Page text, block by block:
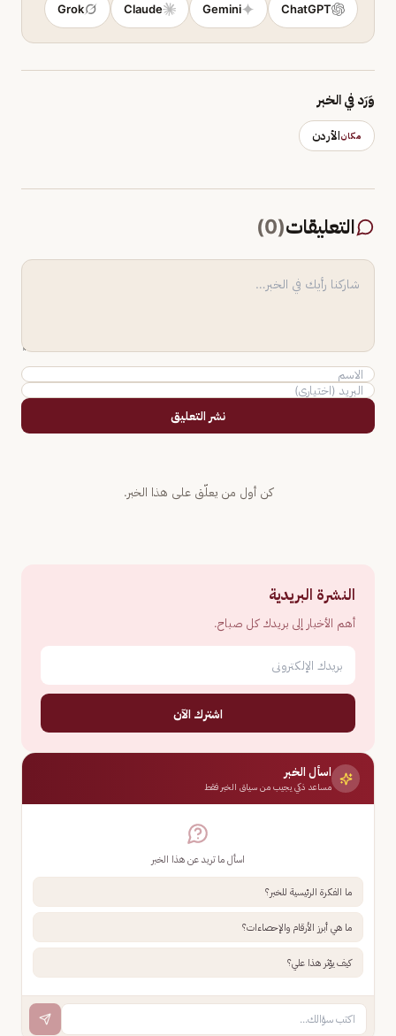
ChatGPT
Gemini
Claude
Grok
وَرَد في الخبر
مكانالأردن
التعليقات(
0
)
نشر التعليق
كن أول من يعلّق على هذا الخبر.
النشرة البريدية
أهم الأخبار إلى بريدك كل صباح.
اشترك الآن
اسأل الخبر
مساعد ذكي يجيب من سياق الخبر فقط
اسأل ما تريد عن هذا الخبر
ما الفكرة الرئيسية للخبر؟
ما هي أبرز الأرقام والإحصاءات؟
كيف يؤثر هذا علي؟